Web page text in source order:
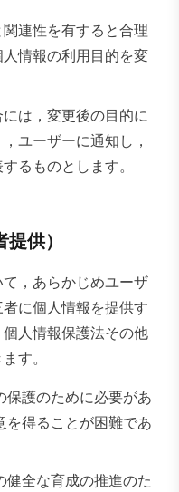
連性を有すると合理
情報の利用目的を変
は，変更後の目的に
ユーザーに通知し，
るものとします。
供）
，あらかじめユーザ
に個人情報を提供す
人情報保護法その他
す。
保護のために必要があ
を得ることが困難であ
全な育成の推進のた